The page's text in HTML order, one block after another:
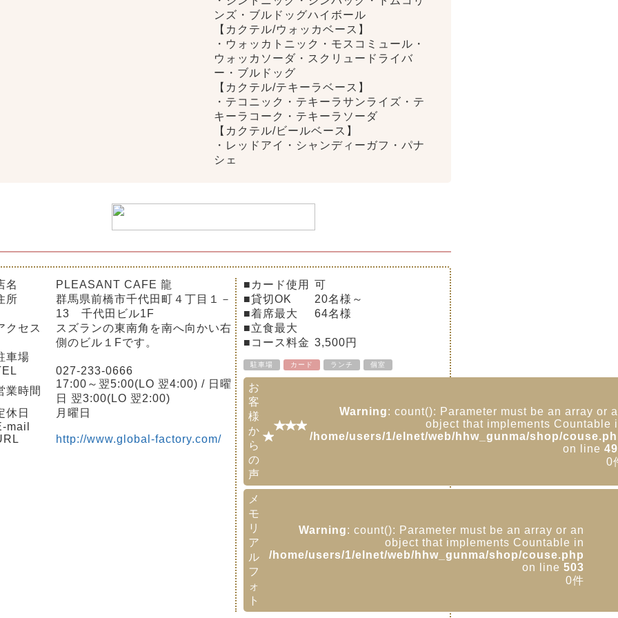
ンズ・ブルドッグハイボール
【カクテル/ウォッカベース】
・ウォッカトニック・モスコミュール・
ウォッカソーダ・スクリュードライバ
ー・ブルドッグ
【カクテル/テキーラベース】
・テコニック・テキーラサンライズ・テ
キーラコーク・テキーラソーダ
【カクテル/ビールベース】
・レッドアイ・シャンディーガフ・パナ
シェ
名
PLEASANT CAFE 龍
所
群馬県前橋市千代田町４丁目１－
13 千代田ビル1F
クセス
スズランの東南角を南へ向かい右
側のビル１Fです。
車場
027-233-0666
業時間
17:00～翌5:00(LO 翌4:00) / 日曜
日 翌3:00(LO 翌2:00)
休日
月曜日
mail
http://www.global-factory.com/
■カード使用
可
■貸切OK
20名様～
■着席最大
64名様
■立食最大
■コース料金 3,500円
駐車場 カード ランチ 個室
お
客
様
か
ら
の
声
Warning: count(): Parameter must be an array or
object that implements Countable
/home/users/1/elnet/web/hhw_gunma/shop/
on line
0
メ
モ
リ
ア
ル
フ
ォ
ト
Warning: count(): Parameter must be an array or an
object that implements Countable in
/home/users/1/elnet/web/hhw_gunma/shop/couse.php
on line 503
0件